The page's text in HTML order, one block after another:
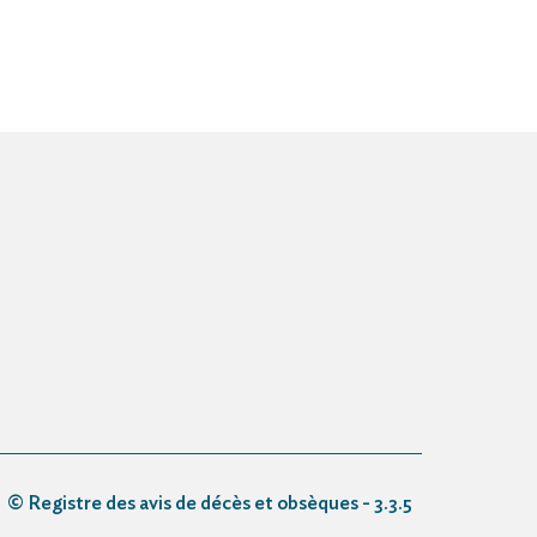
© Registre des avis de décès et obsèques - 3.3.5